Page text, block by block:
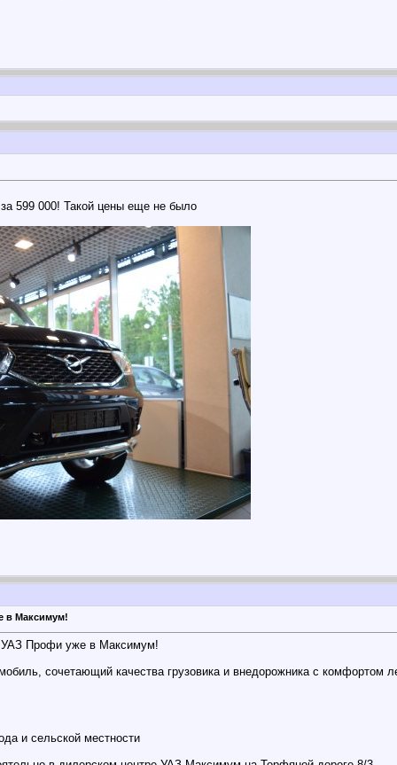
599 000! Такой цены еще не было
в Максимум!
УАЗ Профи уже в Максимум!
сочетающий качества грузовика и внедорожника с комфортом
и сельской местности